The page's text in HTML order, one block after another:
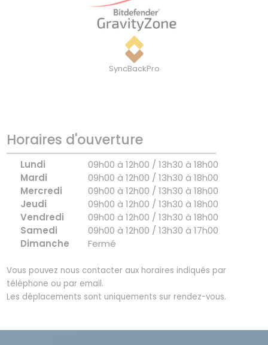
SyncBackPro
Horaires d'ouverture
Lundi
09h00 à 12h00 / 13h30 à 18h00
Mardi
09h00 à 12h00 / 13h30 à 18h00
Mercredi
09h00 à 12h00 / 13h30 à 18h00
Jeudi
09h00 à 12h00 / 13h30 à 18h00
Vendredi
09h00 à 12h00 / 13h30 à 18h00
Samedi
09h00 à 12h00 / 13h30 à 17h00
Dimanche
Fermé
Vous pouvez nous contacter aux horaires indiqués par
téléphone ou par email.
Les déplacements sont uniquements sur rendez-vous.